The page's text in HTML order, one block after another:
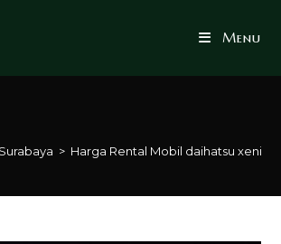
Menu
> Harga Rental Mobil daihatsu xenia